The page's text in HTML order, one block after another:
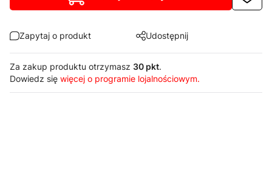
Zapytaj o produkt Udostępnij
Za zakup produktu otrzymasz 30 pkt.
Dowiedz się więcej o programie lojalnościowym.